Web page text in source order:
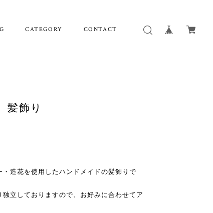
CATEGORY CONTACT
飾り
造花を使用したハンドメイドの髪飾りで
立しておりますので、お好みに合わせてア